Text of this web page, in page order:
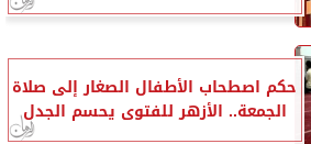
حكم اصطحاب الأطفال الصغار إلى صلاة
الجمعة.. الأزهر للفتوى يحسم الجدل